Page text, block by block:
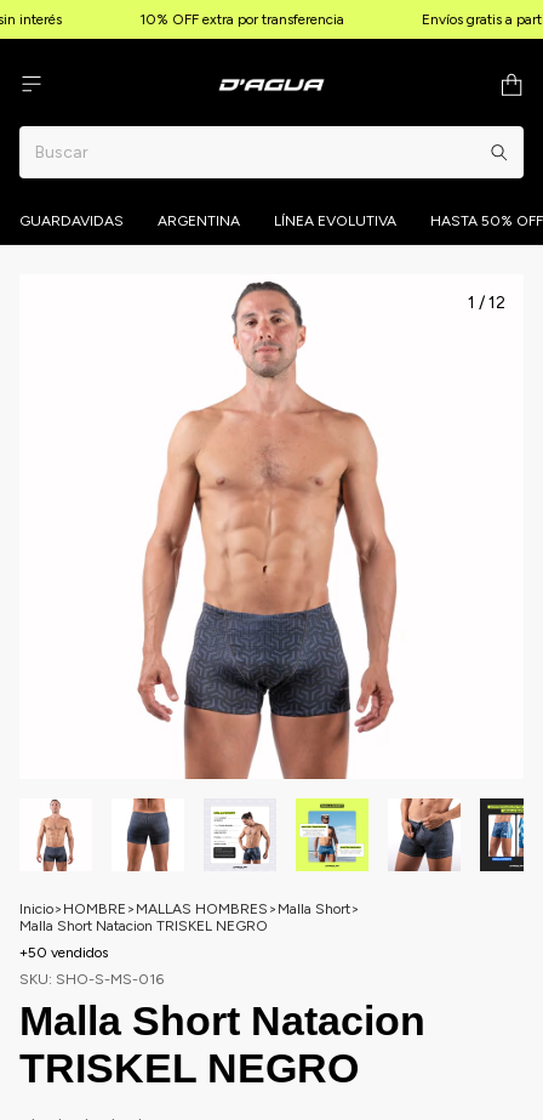
interés 10% OFF extra por transferencia Envíos gratis a
GUARDAVIDAS ARGENTINA LÍNEA EVOLUTIVA HASTA 50% OFF
1 /12
Inicio> HOMBRE > MALLAS HOMBRES > Malla Short>
Malla Short Natacion TRISKEL NEGRO
+50 vendidos
SKU: SHO-S-MS-016
Malla Short Natacion
TRISKEL NEGRO